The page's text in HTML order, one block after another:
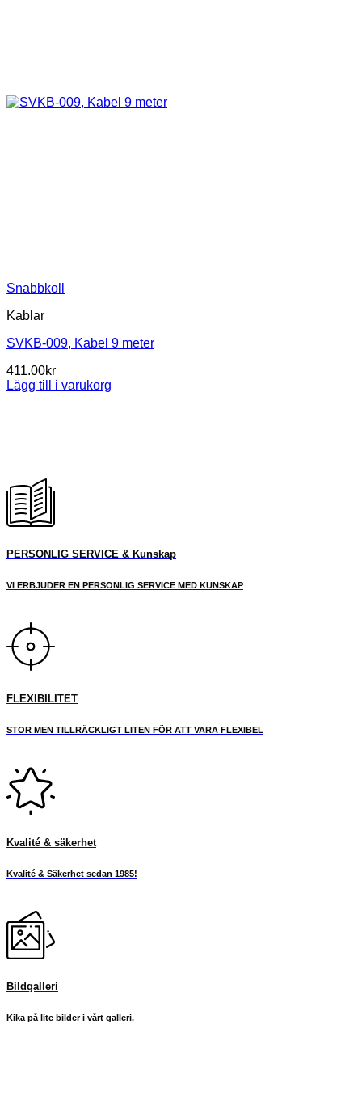
Snabbkoll
Kablar
SVKB-009, Kabel 9 meter
411.00kr
Lägg till i varukorg
PERSONLIG SERVICE & Kunskap
VI ERBJUDER EN PERSONLIG SERVICE MED KUNSKAP
FLEXIBILITET
STOR MEN TILLRÄCKLIGT LITEN FÖR ATT VARA FLEXIBEL
Kvalité & säkerhet
Kvalité & Säkerhet sedan 1985!
Bildgalleri
Kika på lite bilder i vårt galleri.